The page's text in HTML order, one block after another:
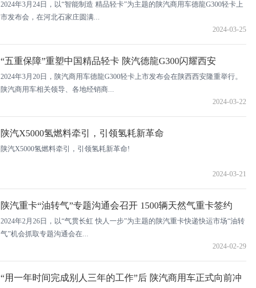
2024年3月24日，以“智能制造 精品轻卡”为主题的陕汽商用车德龍G300轻卡上
市发布会，在河北石家庄圆满...
2024-03-25
“五重保障”重塑中国精品轻卡 陕汽德龍G300闪耀西安
2024年3月20日，陕汽商用车德龍G300轻卡上市发布会在陕西西安隆重举行。
陕汽商用车相关领导、各地经销商...
2024-03-22
陕汽X5000氢燃料牵引，引领氢耗新革命
陕汽X5000氢燃料牵引，引领氢耗新革命!
2024-03-21
陕汽重卡“油转气”专题沟通会召开 1500辆天然气重卡签约
2024年2月26日，以“气贯长虹 快人一步”为主题的陕汽重卡快递快运市场“油转
气”机会抓取专题沟通会在...
2024-02-29
“用一年时间完成别人三年的工作”后 陕汽商用车正式向前冲